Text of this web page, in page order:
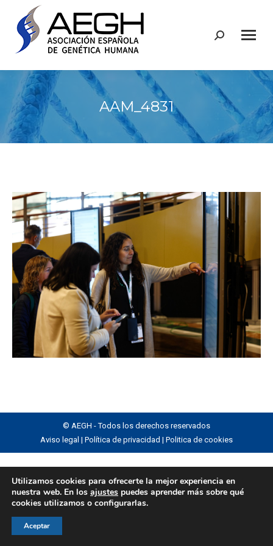
Buscar:
AAM_4831
© AEGH - Todos los derechos reservados
Aviso legal | Política de privacidad | Politica de cookies
Utilizamos cookies para ofrecerte la mejor experiencia en
nuestra web. En los ajustes puedes aprender más sobre qué
cookies utilizamos o configurarlas.
Aceptar